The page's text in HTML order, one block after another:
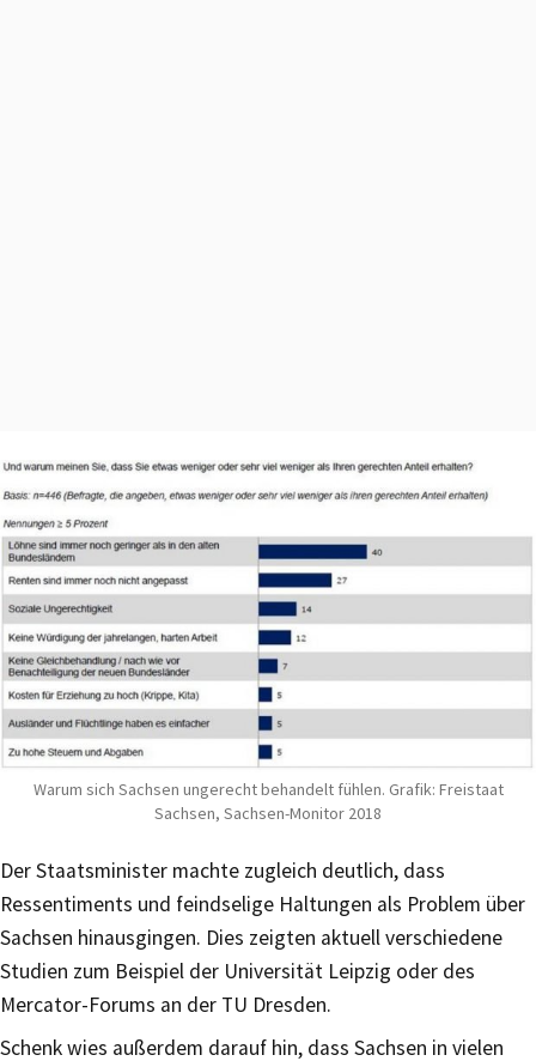
Warum sich Sachsen ungerecht behandelt fühlen. Grafik: Freistaat
Sachsen, Sachsen-Monitor 2018
Der Staatsminister machte zugleich deutlich, dass
Ressentiments und feindselige Haltungen als Problem über
Sachsen hinausgingen. Dies zeigten aktuell verschiedene
Studien zum Beispiel der Universität Leipzig oder des
Mercator-Forums an der TU Dresden.
Schenk wies außerdem darauf hin, dass Sachsen in vielen